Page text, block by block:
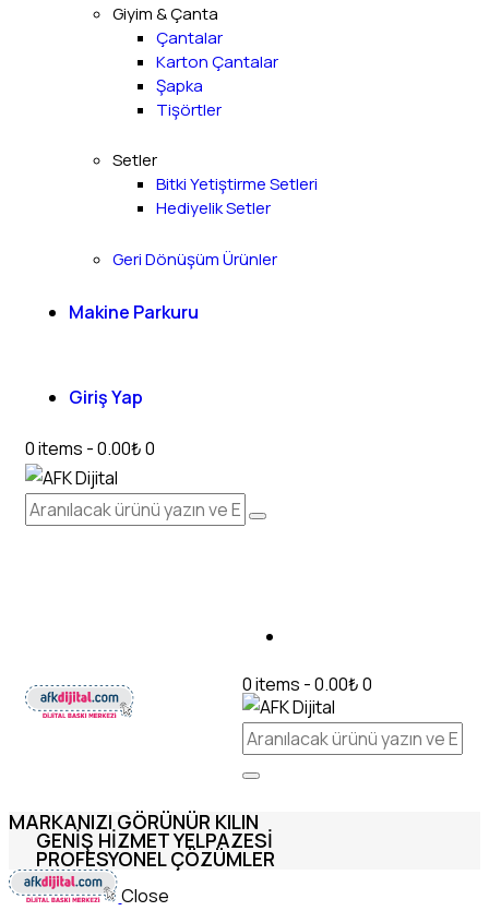
Giyim & Çanta
Çantalar
Karton Çantalar
Şapka
Tişörtler
Setler
Bitki Yetiştirme Setleri
Hediyelik Setler
Geri Dönüşüm Ürünler
Makine Parkuru
Giriş Yap
0 items -0.00₺0
0 items -0.00₺0
MARKANIZI GÖRÜNÜR KILIN
GENIŞ HIZMET YELPAZESI
PROFESYONEL ÇÖZÜMLER
Close